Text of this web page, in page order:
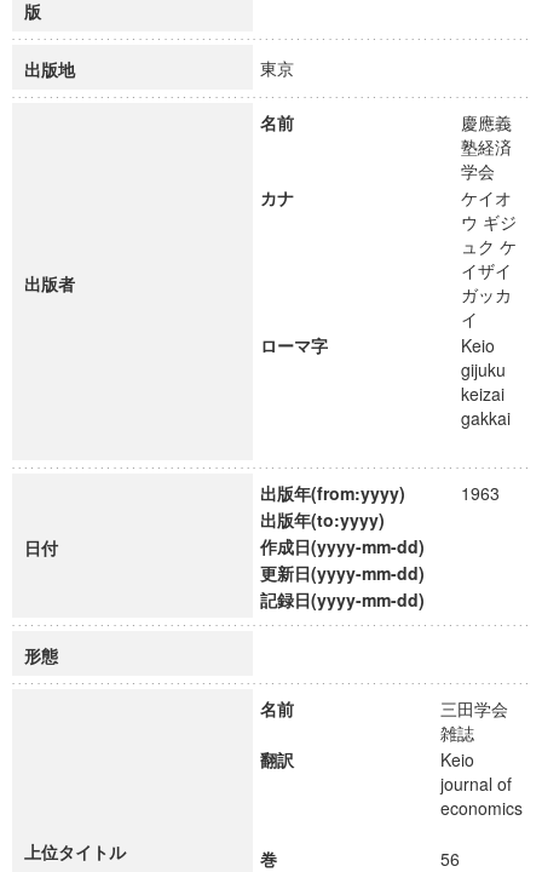
版
出版地 東京
出版者
名前
慶應義
塾経済
学会
カナ
ケイオ
ウ ギジ
ュク ケ
イザイ
ガッカ
イ
ローマ字
Keio
gijuku
keizai
gakkai
日付
出版年(from:yyyy)
1963
出版年(to:yyyy)
作成日(yyyy-mm-dd)
更新日(yyyy-mm-dd)
記録日(yyyy-mm-dd)
形態
上位タイトル
名前
三田学会
雑誌
翻訳
Keio
journal of
economics
巻
56